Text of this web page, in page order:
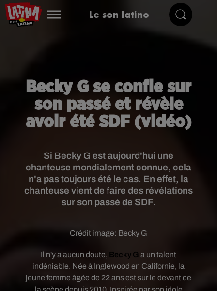
Le son latino
Becky G se confie sur
son passé et révèle
avoir été SDF (vidéo)
Si Becky G est aujourd'hui une
chanteuse mondialement connue, cela
n'a pas toujours été le cas. En effet, la
chanteuse vient de faire des révélations
sur son passé de SDF.
Crédit image: Becky G
Il n'y a aucun doute, Becky G a un talent
indéniable. Née à Inglewood en Californie, la
jeune femme âgée de 22 ans est sur le devant de
la scène depuis 2010. Inspirée par son idole